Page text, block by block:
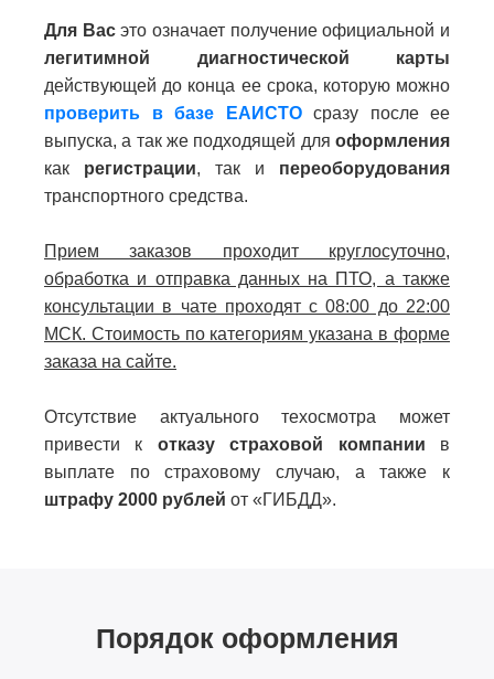
Для Васэто означает получение официальной и
легитимной диагностической карты
действующей до конца ее срока, которую можно
проверить в базе ЕАИСТОсразу после ее
выпуска, а так же подходящей для оформления
как регистрации, так и переоборудования
транспортного средства.
Прием заказов проходит круглосуточно,
обработка и отправка данных на ПТО, а также
консультации в чате проходят с 08:00 до 22:00
МСК. Стоимость по категориям указана в форме
заказа на сайте.
Отсутствие актуального техосмотра может
привести к отказу страховой компании в
выплате по страховому случаю, а также к
штрафу 2000 рублей от «ГИБДД».
Порядок оформления